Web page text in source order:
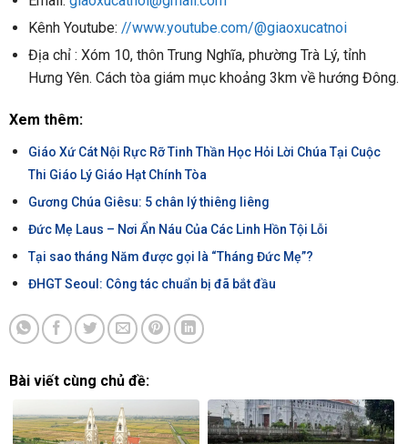
Kênh Youtube: //www.youtube.com/@giaoxucatnoi
Địa chỉ : Xóm 10, thôn Trung Nghĩa, phường Trà Lý, tỉnh
Hưng Yên. Cách tòa giám mục khoảng 3km về hướng Đông.
Xem thêm:
Giáo Xứ Cát Nội Rực Rỡ Tinh Thần Học Hỏi Lời Chúa Tại Cuộc
Thi Giáo Lý Giáo Hạt Chính Tòa
Gương Chúa Giêsu: 5 chân lý thiêng liêng
Đức Mẹ Laus – Nơi Ẩn Náu Của Các Linh Hồn Tội Lỗi
Tại sao tháng Năm được gọi là “Tháng Đức Mẹ”?
ĐHGT Seoul: Công tác chuẩn bị đã bắt đầu
Bài viết cùng chủ đề: